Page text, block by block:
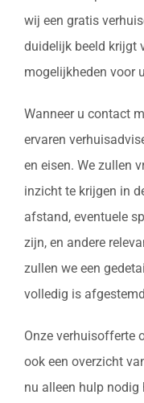
wij een gratis
duidelijk beeld krijgt
mogelijkheden voor
Wanneer u contact
ervaren
en eisen. We zullen
inzicht te krijgen in
afstand, eventuele
zijn, en andere
zullen we een
volledig is
Onze verhuisofferte
ook een overzicht
nu alleen hulp